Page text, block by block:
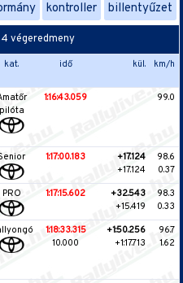
kontroller billentyűzet
végeredmeny
kat. idő kül. km/h
pilóta
1:16:43.059 99.0
1:17:00.183
+17.124
+17.124
98.6
0.37
PRO 1:17:15.602
+32.543
+15.419
98.3
0.33
1:18:33.315
10.000
+1:50.256
+1:17.713
96.7
1.62